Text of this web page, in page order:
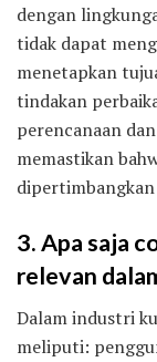
dengan
tidak dapat
menetapkan
tindakan
perencanaan
memastikan
3. Apa saja
relevan
Dalam industri
meliputi: